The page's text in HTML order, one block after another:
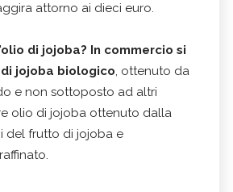
attorno ai dieci euro.
di jojoba? In commercio si
jojoba biologico, ottenuto da
e non sottoposto ad altri
olio di jojoba ottenuto dalla
del frutto di jojoba e